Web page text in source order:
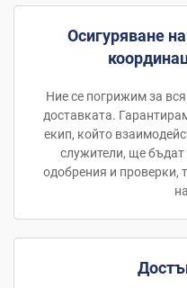
Осигуряване
Ние се погрижим за
доставката.
екип, който
служители, ще
одобрения и проверки,